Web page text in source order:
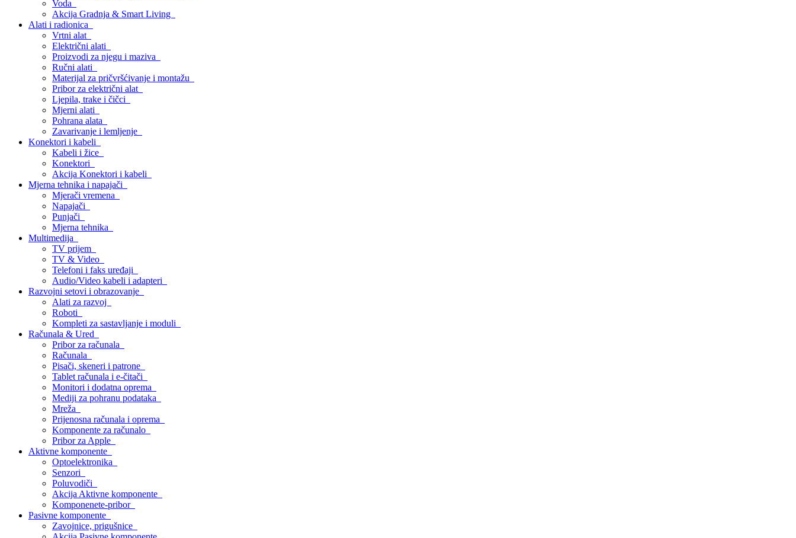
Voda
Akcija Gradnja & Smart Living
Alati i radionica
Vrtni alat
Električni alati
Proizvodi za njegu i maziva
Ručni alati
Materijal za pričvršćivanje i montažu
Pribor za električni alat
Ljepila, trake i čičci
Mjerni alati
Pohrana alata
Zavarivanje i lemljenje
Konektori i kabeli
Kabeli i žice
Konektori
Akcija Konektori i kabeli
Mjerna tehnika i napajači
Mjerači vremena
Napajači
Punjači
Mjerna tehnika
Multimedija
TV prijem
TV & Video
Telefoni i faks uređaji
Audio/Video kabeli i adapteri
Razvojni setovi i obrazovanje
Alati za razvoj
Roboti
Kompleti za sastavljanje i moduli
Računala & Ured
Pribor za računala
Računala
Pisači, skeneri i patrone
Tablet računala i e-čitači
Monitori i dodatna oprema
Mediji za pohranu podataka
Mreža
Prijenosna računala i oprema
Komponente za računalo
Pribor za Apple
Aktivne komponente
Optoelektronika
Senzori
Poluvodiči
Akcija Aktivne komponente
Komponenete-pribor
Pasivne komponente
Zavojnice, prigušnice